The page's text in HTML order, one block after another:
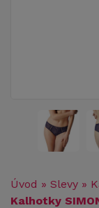
Úvod » Slevy »
Kalhotky